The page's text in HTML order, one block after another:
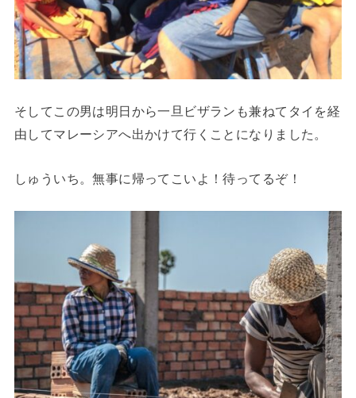
そしてこの男は明日から一旦ビザランも兼ねてタイを経
由してマレーシアへ出かけて行くことになりました。
しゅういち。無事に帰ってこいよ！待ってるぞ！